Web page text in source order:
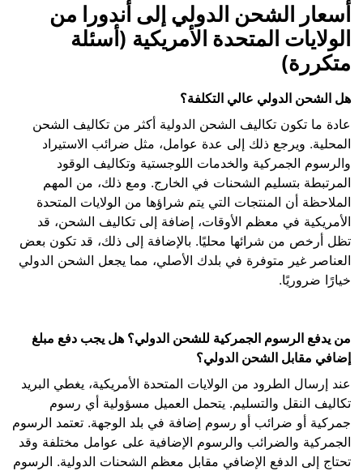
أسعار الشحن الدولي إلى أندورا من
الولايات المتحدة الأمريكية (أسئلة
متكررة)
هل الشحن الدولي عالي التكلفة؟
عادة ما تكون تكاليف الشحن الدولية أكثر من تكاليف الشحن
المحلية. ويرجع ذلك إلى عدة عوامل، مثل ضرائب الاستيراد
والرسوم الجمركية والخدمات اللوجستية وتكاليف الوقود
المرتبطة بتسليم الشحنات في الخارج. ومع ذلك، من المهم
الملاحظة أن المنتجات التي يتم شراؤها من الولايات المتحدة
الأمريكية في معظم الأوقات، إضافة إلى تكاليف الشحن، قد
تظل أرخص من شرائها محليًا. بالإضافة إلى ذلك، قد تكون بعض
العناصر غير متوفرة في بلدك الأصلي، مما يجعل الشحن الدولي
خيارًا ضروريًا.
من يدفع الرسوم الجمركية للشحن الدولي؟ هل يجب دفع مبلغ
إضافي مقابل الشحن الدولي؟
عند إرسال الطرود من الولايات المتحدة الأمريكية، يغطي البريد
تكاليف النقل والتسليم. يتحمل العميل مسؤولية أي رسوم
جمركية أو ضرائب أو رسوم إضافة في بلد الوجهة. تعتمد الرسوم
الجمركية والضرائب والرسوم الإضافية على عوامل مختلفة وقد
تحتاج إلى الدفع الإضافي مقابل معظم الشحنات الدولية. الرسوم